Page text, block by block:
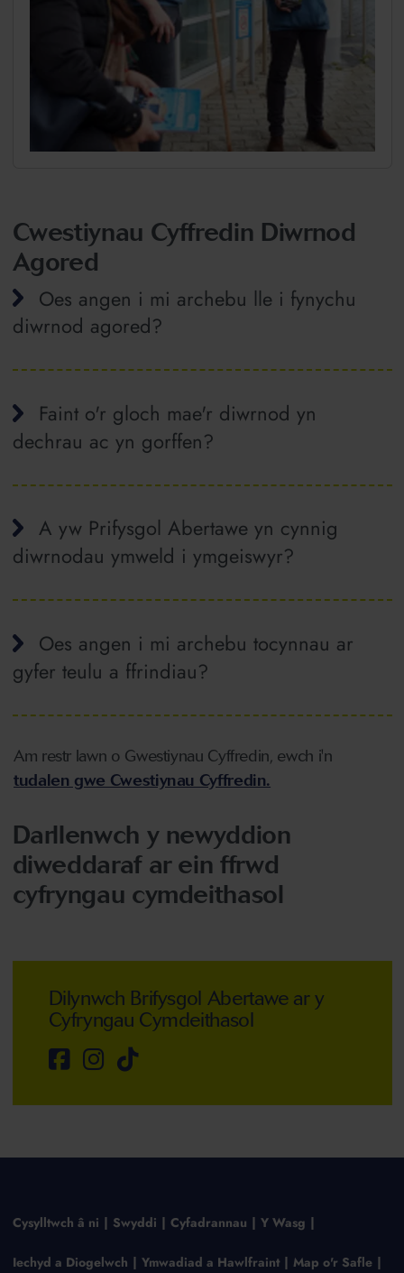
Cwestiynau Cyffredin Diwrnod
Agored
Oes angen i mi archebu lle i fynychu
diwrnod agored?
Faint o'r gloch mae'r diwrnod yn
dechrau ac yn gorffen?
A yw Prifysgol Abertawe yn cynnig
diwrnodau ymweld i ymgeiswyr?
Oes angen i mi archebu tocynnau ar
gyfer teulu a ffrindiau?
Am restr lawn o Gwestiynau Cyffredin, ewch i'n
tudalen gwe Cwestiynau Cyffredin.
Darllenwch y newyddion
diweddaraf ar ein ffrwd
cyfryngau cymdeithasol
Dilynwch Brifysgol Abertawe ar y
Cyfryngau Cymdeithasol
Cysylltwch â ni Swyddi Cyfadrannau Y Wasg
Iechyd a Diogelwch Ymwadiad a Hawlfraint Map o'r Safle